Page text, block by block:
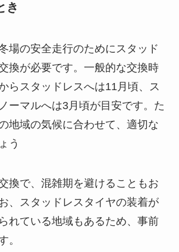
き
場の安全走行のためにスタッド
換が必要です。一般的な交換時
らスタッドレスへは11月頃、ス
ーマルへは3月頃が目安です。た
地域の気候に合わせて、適切な
う
換で、混雑期を避けることもお
、スタッドレスタイヤの装着が
れている地域もあるため、事前
。